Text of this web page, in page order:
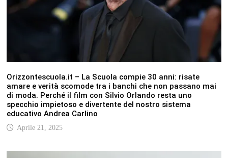
Orizzontescuola.it – La Scuola compie 30 anni: risate
amare e verità scomode tra i banchi che non passano mai
di moda. Perché il film con Silvio Orlando resta uno
specchio impietoso e divertente del nostro sistema
educativo Andrea Carlino
Aprile 21, 2025